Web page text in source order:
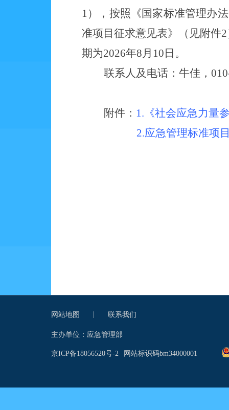
1），按照《国家标准管理办
准项目征求意见表》（见附件
期为2026年8月 10 日。
联系人及电话： 牛佳 ，
附件： 1. 《社会应急力量
2.应急管理标准项
网站地图 联系我们
主办单位：应急管理部
网站标识码bm34000001
京ICP备18056520号-2